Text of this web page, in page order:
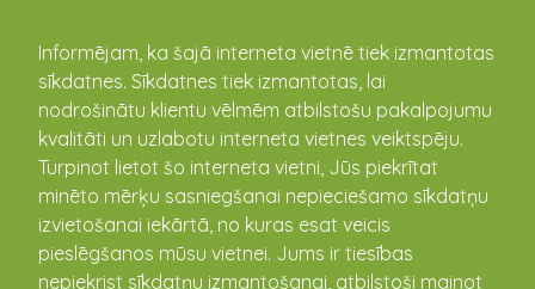
Informējam, ka šajā interneta vietnē tiek izmantotas
sīkdatnes. Sīkdatnes tiek izmantotas, lai
nodrošinātu klientu vēlmēm atbilstošu pakalpojumu
kvalitāti un uzlabotu interneta vietnes veiktspēju.
Turpinot lietot šo interneta vietni, Jūs piekrītat
minēto mērķu sasniegšanai nepieciešamo sīkdatņu
izvietošanai iekārtā, no kuras esat veicis
pieslēgšanos mūsu vietnei. Jums ir tiesības
nepiekrist sīkdatņu izmantošanai, atbilstoši mainot
kandava.lv
Vānes kultūras nams
Gaismiņas, Vāne, Vānes pagasts, Tukuma novads, Latvija,
LV-3131
(+371) 25651845
vaneskn@inbox.lv
berzina.eva@gmail.com